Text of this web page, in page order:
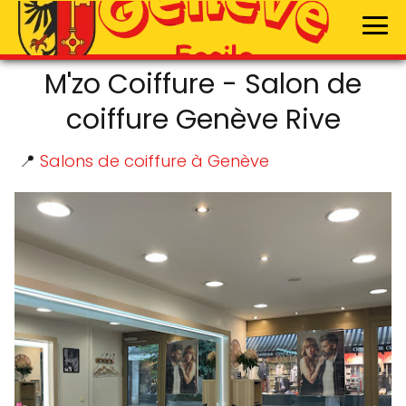
M'zo Coiffure - Salon de
coiffure Genève Rive
📍 Salons de coiffure à Genève